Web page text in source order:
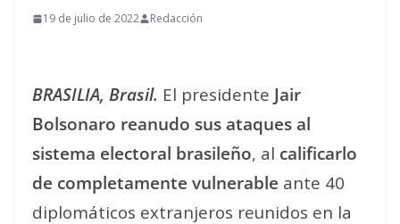
19 de julio de 2022 Redacción
BRASILIA, Brasil. El presidente Jair
Bolsonaro reanudo sus ataques al
sistema electoral brasileño, al calificarlo
de completamente vulnerable ante 40
diplomáticos extranjeros reunidos en la